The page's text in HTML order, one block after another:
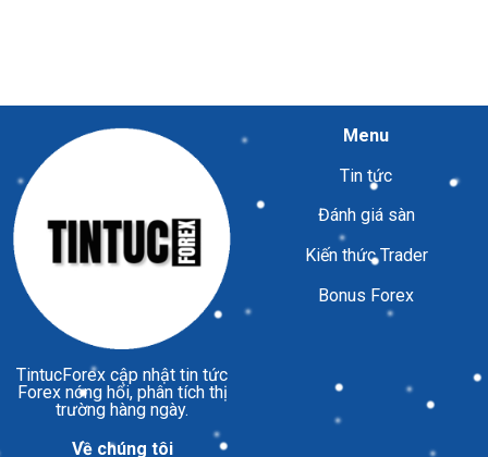
TintucForex cập nhật tin tức
Forex nóng hổi, phân tích thị
trường hàng ngày.
Menu
Tin tức
Đánh giá sàn
Kiến thức Trader
Bonus Forex
Về chúng tôi